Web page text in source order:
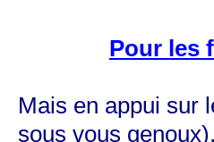
Pour les
Mais en appui sur
sous vous genoux),